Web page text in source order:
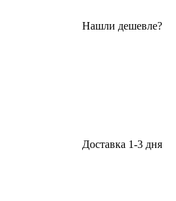
Нашли дешевле?
Доставка 1-3 дня